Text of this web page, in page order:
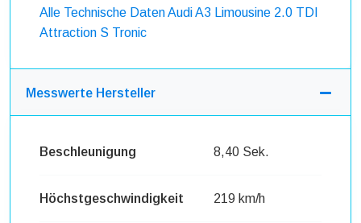
Alle Technische Daten Audi A3 Limousine 2.0 TDI
Attraction S Tronic
Messwerte Hersteller
Beschleunigung 8,40 Sek.
Höchstgeschwindigkeit 219 km/h